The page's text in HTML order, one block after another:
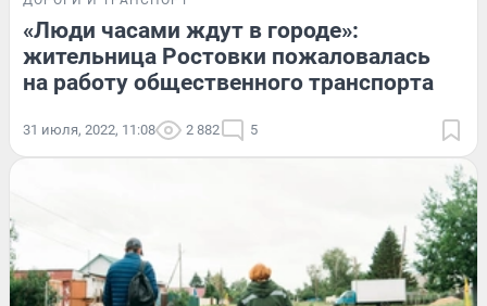
«Люди часами ждут в городе»:
жительница Ростовки пожаловалась
на работу общественного транспорта
31 июля, 2022, 11:08 2 882 5